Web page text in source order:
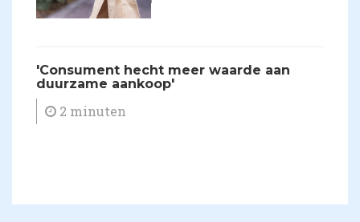
'​Consument hecht meer waarde aan
duurzame aankoop'
2 minuten